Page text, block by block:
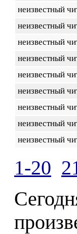
неизвестный
неизвестный
неизвестный
неизвестный
неизвестный
неизвестный
неизвестный
неизвестный
неизвестный
1-20